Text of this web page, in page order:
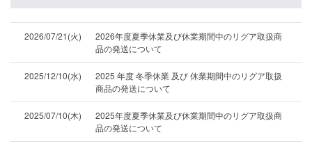
2026/07/21(火)
2026年度夏季休業及び休業期間中のリグア取扱商
品の発送について
2025/12/10(水)
2025 年度 冬季休業 及び 休業期間中のリグア取扱
商品の発送について
2025/07/10(木)
2025年度夏季休業及び休業期間中のリグア取扱商
品の発送について